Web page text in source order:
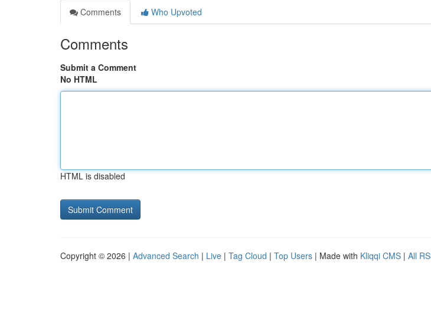
Comments
Who Upvoted
Comments
Submit a Comment
No HTML
HTML is disabled
Copyright © 2026 | Advanced Search | Live | Tag Cloud | Top Users | Made with Kliqqi CMS | All